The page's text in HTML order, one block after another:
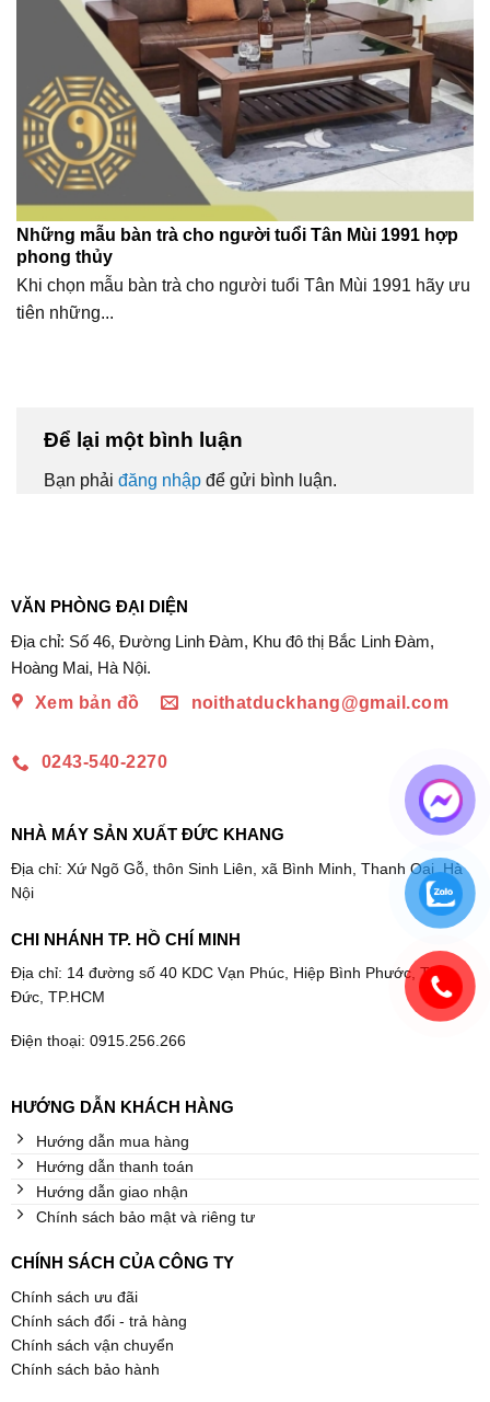
Những mẫu bàn trà cho người tuổi Tân Mùi 1991 hợp
phong thủy
Khi chọn mẫu bàn trà cho người tuổi Tân Mùi 1991 hãy ưu
tiên những...
Để lại một bình luận
Bạn phải đăng nhập để gửi bình luận.
VĂN PHÒNG ĐẠI DIỆN
Địa chỉ: Số 46, Đường Linh Đàm, Khu đô thị Bắc Linh Đàm,
Hoàng Mai, Hà Nội.
Xem bản đồ
noithatduckhang@gmail.com
0243-540-2270
NHÀ MÁY SẢN XUẤT ĐỨC KHANG
Địa chỉ: Xứ Ngõ Gỗ, thôn Sinh Liên, xã Bình Minh, Thanh Oai, Hà
Nội
CHI NHÁNH TP. HỒ CHÍ MINH
Địa chỉ: 14 đường số 40 KDC Vạn Phúc, Hiệp Bình Phước, Thủ
Đức, TP.HCM
Điện thoại: 0915.256.266
HƯỚNG DẪN KHÁCH HÀNG
Hướng dẫn mua hàng
Hướng dẫn thanh toán
Hướng dẫn giao nhận
Chính sách bảo mật và riêng tư
CHÍNH SÁCH CỦA CÔNG TY
Chính sách ưu đãi
Chính sách đổi - trả hàng
Chính sách vận chuyển
Chính sách bảo hành